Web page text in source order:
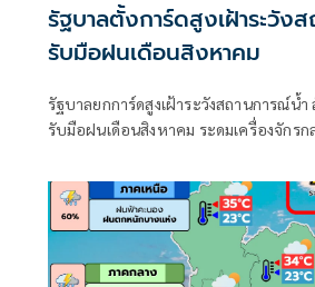
รัฐบาลตั้งการ์ดสูงเฝ้าระวัง
รับมือฝนเดือนสิงหาคม
รัฐบาลยกการ์ดสูงเฝ้าระวังสถานการณ์น้ำ
รับมือฝนเดือนสิงหาคม ระดมเครื่องจักรกล